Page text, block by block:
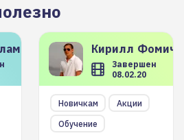
Кирилл
Завершен
08.02.20
Новичкам
Акции
Обучение